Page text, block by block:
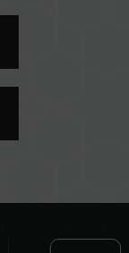
性测试配对而
可能导致系统
前使用的主
将以 SPD 默
，并非产品